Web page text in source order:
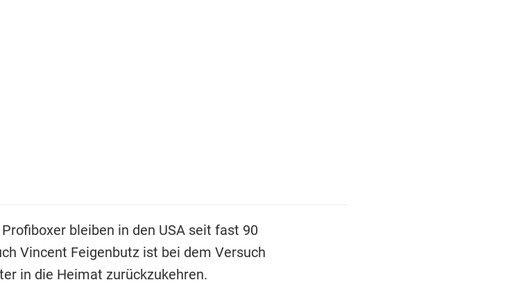
bleiben in den USA seit fast 90
Vincent Feigenbutz ist bei dem Versuch
in die Heimat zurückzukehren.